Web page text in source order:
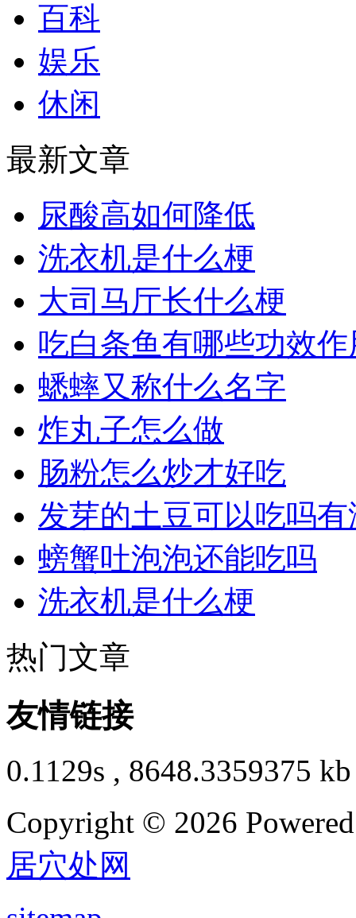
百科
娱乐
休闲
最新文章
尿酸高如何降低
洗衣机是什么梗
大司马厅长什么梗
吃白条鱼有哪些功效作
蟋蟀又称什么名字
炸丸子怎么做
肠粉怎么炒才好吃
发芽的土豆可以吃吗
螃蟹吐泡泡还能吃吗
洗衣机是什么梗
热门文章
友情链接
0.1129s , 8648.3359375 kb
Copyright © 2026
居穴处网